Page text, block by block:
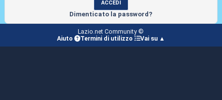
Dimenticato la password?
Lazio.net Community ©
Aiuto
Termini di utilizzo Vai su ▲